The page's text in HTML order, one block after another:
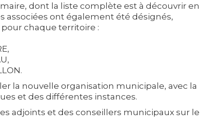
dont la liste complète est à découvrir en
associées ont également été désignés,
chaque territoire :
la nouvelle organisation municipale, avec la
et des différentes instances.
adjoints et des conseillers municipaux sur le